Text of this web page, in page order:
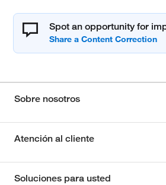
Spot an opportunity for
Sobre nosotros
Atención al cliente
Soluciones para usted